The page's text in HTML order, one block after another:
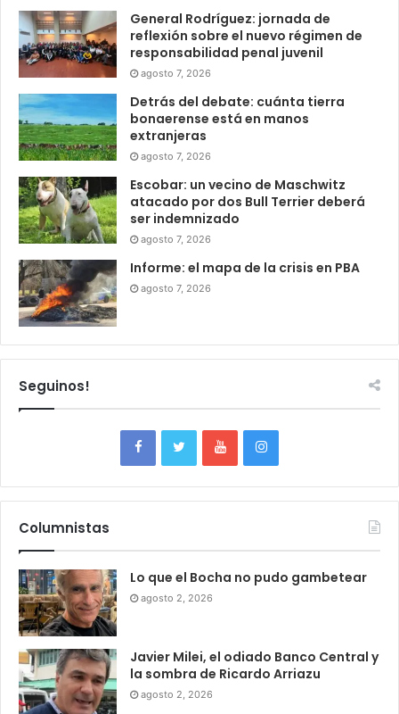
General Rodríguez: jornada de
reflexión sobre el nuevo régimen de
responsabilidad penal juvenil
agosto 7, 2026
Detrás del debate: cuánta tierra
bonaerense está en manos
extranjeras
agosto 7, 2026
Escobar: un vecino de Maschwitz
atacado por dos Bull Terrier deberá
ser indemnizado
agosto 7, 2026
Informe: el mapa de la crisis en PBA
agosto 7, 2026
Seguinos!
Columnistas
Lo que el Bocha no pudo gambetear
agosto 2, 2026
Javier Milei, el odiado Banco Central y
la sombra de Ricardo Arriazu
agosto 2, 2026